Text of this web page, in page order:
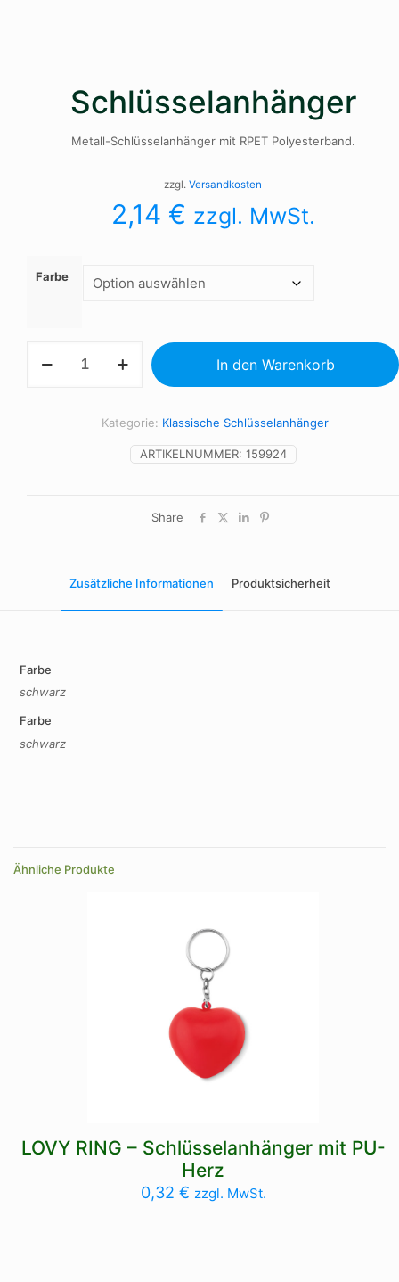
Schlüsselanhänger
Metall-Schlüsselanhänger mit RPET Polyesterband.
zzgl. Versandkosten
2,14 € zzgl. MwSt.
Farbe
Menge
In den Warenkorb
ARTIKELNUMMER: 159924
Kategorie: Klassische Schlüsselanhänger
Share
Zusätzliche Informationen Produktsicherheit
Farbe
schwarz
Farbe
schwarz
Ähnliche Produkte
LOVY RING – Schlüsselanhänger mit PU-
Herz
0,32 € zzgl. MwSt.